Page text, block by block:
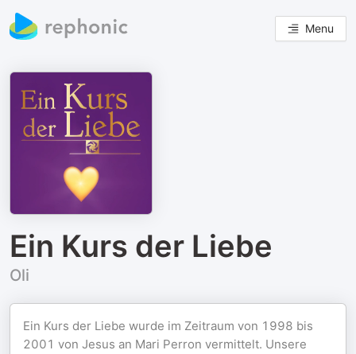
Menu
Ein Kurs der Liebe
Oli
Ein Kurs der Liebe wurde im Zeitraum von 1998 bis
2001 von Jesus an Mari Perron vermittelt. Unsere